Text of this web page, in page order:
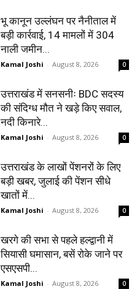
भू कानून उल्लंघन पर नैनीताल में
बड़ी कार्रवाई, 14 मामलों में 304
नाली जमीन...
Kamal Joshi - August 8, 2026 0
उत्तराखंड में सनसनीः BDC सदस्य
की संदिग्ध मौत ने खड़े किए सवाल,
नदी किनारे...
Kamal Joshi - August 8, 2026 0
उत्तराखंड के लाखों पेंशनरों के लिए
बड़ी खबर, जुलाई की पेंशन सीधे
खातों में...
Kamal Joshi - August 8, 2026 0
खरगे की सभा से पहले हल्द्वानी में
सियासी घमासान, बसें रोके जाने पर
एसएसपी...
Kamal Joshi - August 8, 2026 0